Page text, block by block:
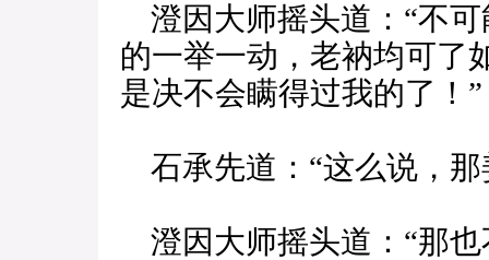
澄因大师摇头道：“不
的一举一动，老衲均可了
是决不会瞒得过我的了！”
石承先道：“这么说，那
澄因大师摇头道：“那